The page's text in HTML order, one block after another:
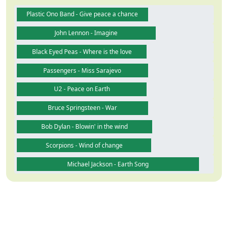
Plastic Ono Band - Give peace a chance
John Lennon - Imagine
Black Eyed Peas - Where is the love
Passengers - Miss Sarajevo
U2 - Peace on Earth
Bruce Springsteen - War
Bob Dylan - Blowin' in the wind
Scorpions - Wind of change
Michael Jackson - Earth Song